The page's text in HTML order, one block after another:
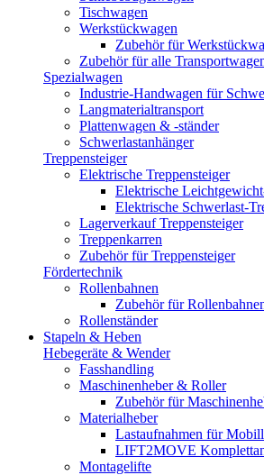
Tischwagen
Werkstückwagen
Zubehör für
Zubehör für alle
Spezialwagen
Industrie-Handwagen für
Langmaterialtransport
Plattenwagen & -ständer
Schwerlastanhänger
Treppensteiger
Elektrische Treppensteiger
Elektrische
Elektrische Schwerlast-
Lagerverkauf Treppensteiger
Treppenkarren
Zubehör für Treppensteiger
Fördertechnik
Rollenbahnen
Zubehör für
Rollenständer
Stapeln & Heben
Hebegeräte & Wender
Fasshandling
Maschinenheber & Roller
Zubehör für
Materialheber
Lastaufnahmen für
LIFT2MOVE
Montagelifte